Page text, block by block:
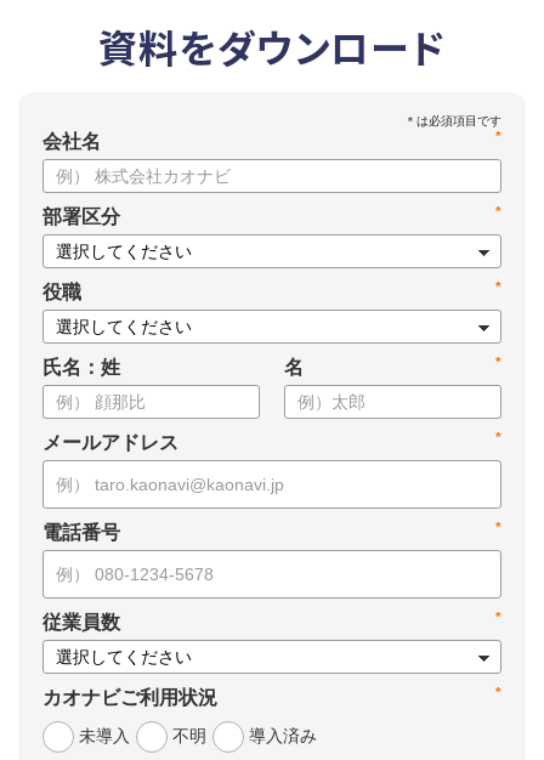
資料をダウンロード
*
会社名
*
部署区分
*
役職
氏名：姓 *
名
*
メールアドレス
*
電話番号
*
従業員数
*
カオナビご利用状況
未導入
不明 導入済み